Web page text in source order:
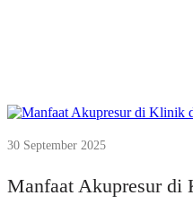
30 September 2025
Manfaat Akupresur